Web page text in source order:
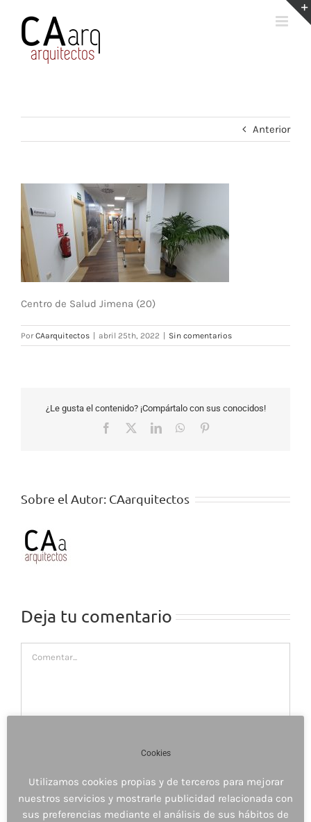
contenido
Anterior
Centro de Salud Jimena (20)
PorCAarquitectos abril 25th, 2022 Sin comentarios
¿Le gusta el contenido? ¡Compártalo con sus conocidos!
Facebook LinkedInWhatsApp
Sobre el Autor: CAarquitectos
Deja tu comentario
Cookies
Utilizamos cookies propias y de terceros para mejorar
nuestros servicios y mostrarle publicidad relacionada con
sus preferencias mediante el análisis de sus hábitos de